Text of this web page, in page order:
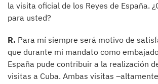
la visita oficial de los Reyes de España.
para usted?
R. Para mí siempre será motivo de
que durante mi mandato como
España pude contribuir a la realización
visitas a Cuba. Ambas visitas